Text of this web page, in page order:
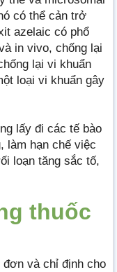
có thể cản trở
azelaic có phổ
in vivo, chống lại
lại vi khuẩn
loại vi khuẩn gây
lấy đi các tế bào
làm hạn chế việc
loạn tăng sắc tố,
thuốc
và chỉ định cho